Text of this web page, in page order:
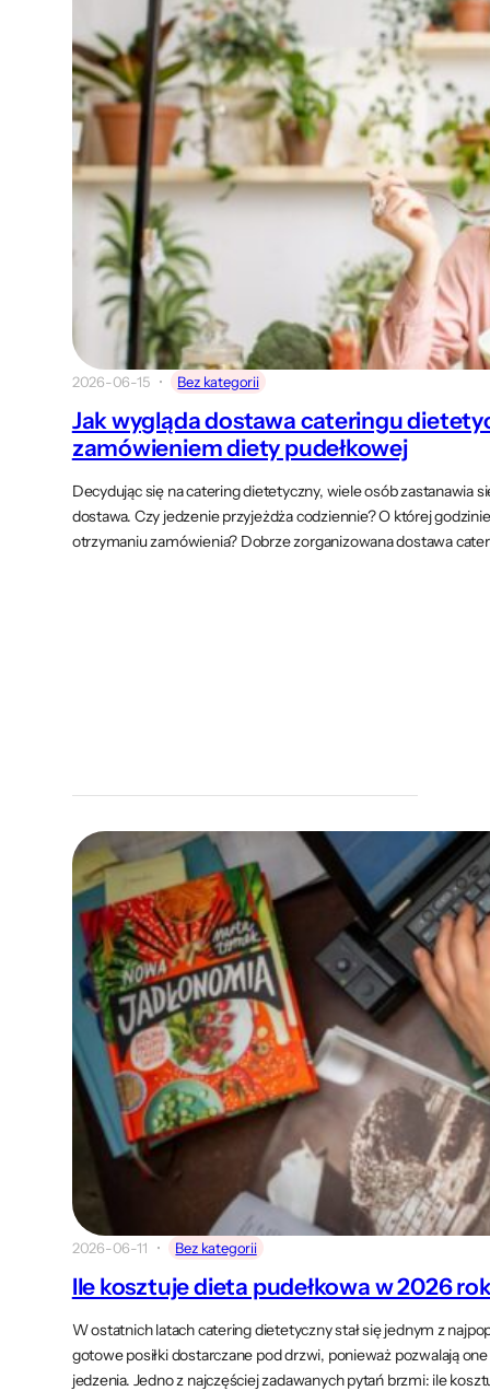
2026-06-15 Bez kategorii
Jak wygląda dostawa cateringu
zamówieniem diety pudełkowej
Decydując się na catering dietetyczny, wiele osób zastanawia
dostawa. Czy jedzenie przyjeżdża codziennie? O której
otrzymaniu zamówienia? Dobrze zorganizowana dostawa
2026-06-11 Bez kategorii
Ile kosztuje dieta pudełkowa w 2026
W ostatnich latach catering dietetyczny stał się jednym z
gotowe posiłki dostarczane pod drzwi, ponieważ pozwalają
jedzenia. Jedno z najczęściej zadawanych pytań brzmi: ile